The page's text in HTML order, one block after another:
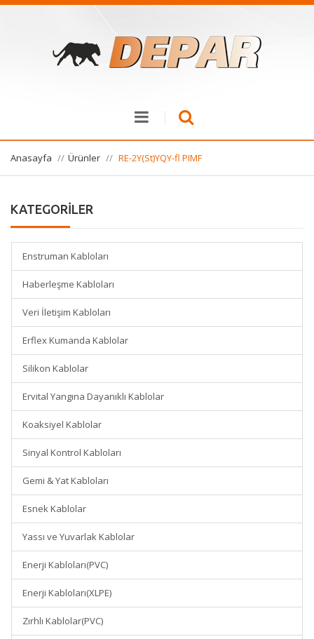
Anasayfa Ürünler RE-2Y(St)YQY-fl PIMF
KATEGORİLER
Enstruman Kabloları
Haberleşme Kabloları
Veri İletişim Kabloları
Erflex Kumanda Kablolar
Silikon Kablolar
Ervital Yangına Dayanıklı Kablolar
Koaksiyel Kablolar
Sinyal Kontrol Kabloları
Gemi & Yat Kabloları
Esnek Kablolar
Yassı ve Yuvarlak Kablolar
Enerji Kabloları(PVC)
Enerji Kabloları(XLPE)
Zırhlı Kablolar(PVC)